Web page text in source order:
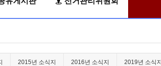
2015년 소식지 2016년 소식지 2019년 소식지